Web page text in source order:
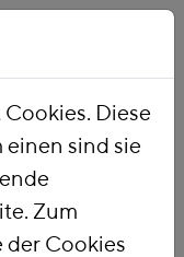
Diese
sind sie
Zum
der Cookies